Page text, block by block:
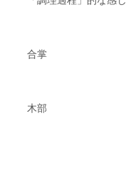
合掌
木部